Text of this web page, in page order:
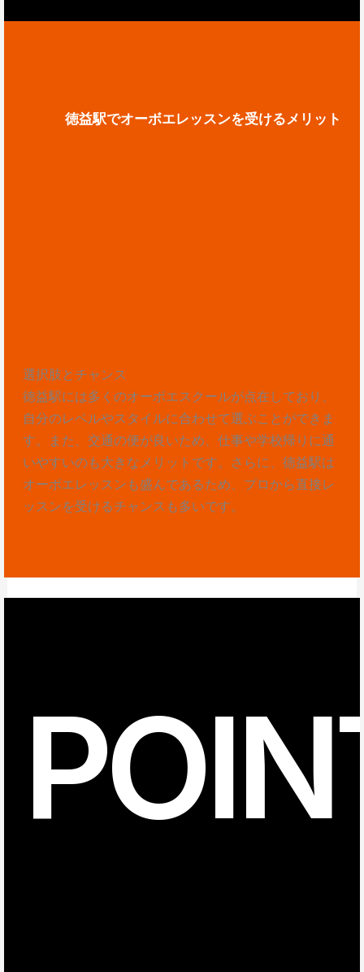
徳益駅でオーボエレッスンを受けるメリット
選択肢とチャンス
徳益駅には多くのオーボエスクールが点在しており、
自分のレベルやスタイルに合わせて選ぶことができま
す。また、交通の便が良いため、仕事や学校帰りに通
いやすいのも大きなメリットです。さらに、徳益駅は
オーボエレッスンも盛んであるため、プロから直接レ
ッスンを受けるチャンスも多いです。